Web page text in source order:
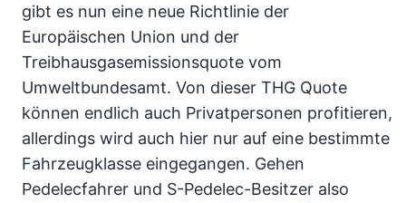
gibt es nun eine neue Richtlinie der
Europäischen Union und der
Treibhausgasemissionsquote vom
Umweltbundesamt. Von dieser THG Quote
können endlich auch Privatpersonen profitieren,
allerdings wird auch hier nur auf eine bestimmte
Fahrzeugklasse eingegangen. Gehen
Pedelecfahrer und S-Pedelec-Besitzer also